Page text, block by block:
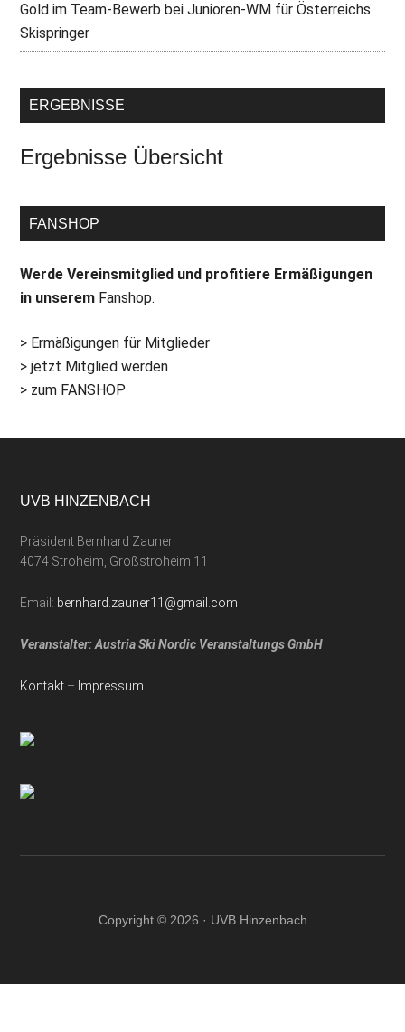
Gold im Team-Bewerb bei Junioren-WM für Österreichs
Skispringer
ERGEBNISSE
Ergebnisse Übersicht
FANSHOP
Werde Vereinsmitglied und profitiere Ermäßigungen
in unserem Fanshop.
> Ermäßigungen für Mitglieder
> jetzt Mitglied werden
> zum FANSHOP
UVB HINZENBACH
Präsident Bernhard Zauner
4074 Stroheim, Großstroheim 11
Email: bernhard.zauner11@gmail.com
Veranstalter: Austria Ski Nordic Veranstaltungs GmbH
Kontakt – Impressum
Copyright © 2026 · UVB Hinzenbach